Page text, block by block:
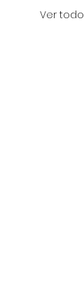
Ver todo